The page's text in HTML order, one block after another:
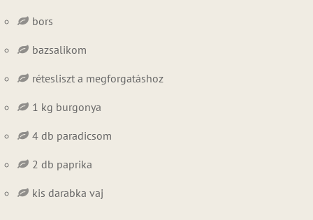
bors
bazsalikom
rétesliszt a megforgatáshoz
1 kg burgonya
4 db paradicsom
2 db paprika
kis darabka vaj